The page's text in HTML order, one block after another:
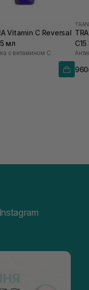
Vitamin C Reversal
мл
с витамином C